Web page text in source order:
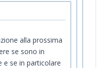
alla prossima
se sono in
e se in particolare